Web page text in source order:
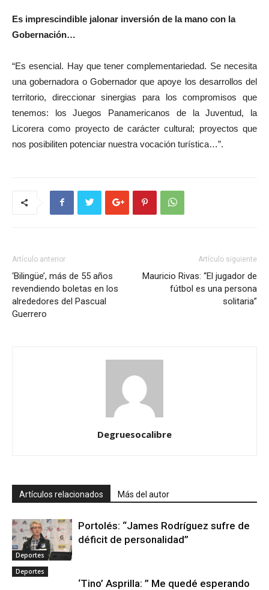
Es imprescindible jalonar inversión de la mano con la
Gobernación…
“Es esencial. Hay que tener complementariedad. Se necesita
una gobernadora o Gobernador que apoye los desarrollos del
territorio, direccionar sinergias para los compromisos que
tenemos: los Juegos Panamericanos de la Juventud, la
Licorera como proyecto de carácter cultural; proyectos que
nos posibiliten potenciar nuestra vocación turística…”.
Artículo anterior
‘Bilingüe’, más de 55 años
revendiendo boletas en los
alrededores del Pascual
Guerrero
Artículo siguiente
Mauricio Rivas: “El jugador de
fútbol es una persona
solitaria”
Degruesocalibre
Artículos relacionados Más del autor
Deportes
Portolés: “James Rodríguez sufre de
déficit de personalidad”
Deportes
‘Tino’ Asprilla: ” Me quedé esperando